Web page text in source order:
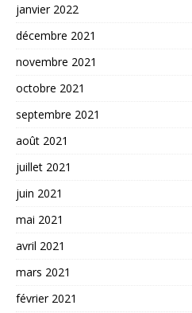
janvier 2022
décembre 2021
novembre 2021
octobre 2021
septembre 2021
août 2021
juillet 2021
juin 2021
mai 2021
avril 2021
mars 2021
février 2021